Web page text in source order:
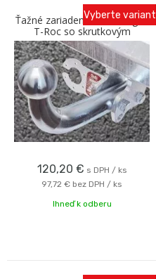
Ťažné zariadenie Volkswagen
T-Roc so skrutkovým
odnímaním A Galia
120,20 € s DPH / ks
97,72 € bez DPH / ks
Vyberte variant
Ihneď k odberu